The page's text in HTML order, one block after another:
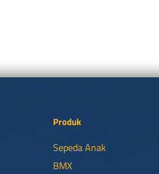
Produk
Sepeda Anak
BMX